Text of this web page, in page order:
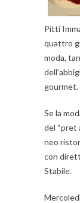
Pitti
quattro
moda,
gourmet.
Se la
del “pret
neo
con
Stabile.